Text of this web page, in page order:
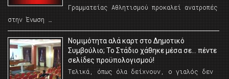
Γραμματείας Αθλητισμού προκαλεί ανατροπές
στην Ένωση …
Νομιμότητα αλά καρτ στο Δημοτικό
Συμβούλιο; Το Στάδιο χάθηκε μέσα σε… πέντε
σελίδες προϋπολογισμού!
Τελικά, όπως όλα δείχνουν, ο γιαλός δεν